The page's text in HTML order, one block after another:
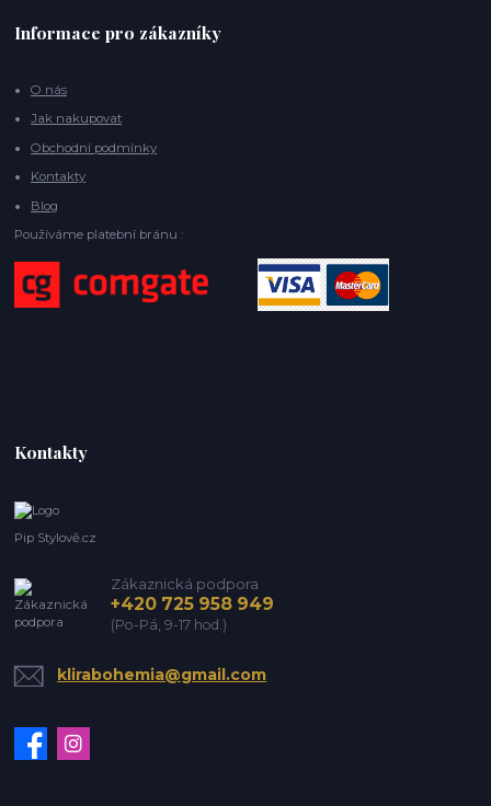
Informace pro zákazníky
O nás
Jak nakupovat
Obchodní podmínky
Kontakty
Blog
Používáme platební bránu :
Kontakty
Pip Stylově.cz
Zákaznická podpora
+420 725 958 949
(Po-Pá, 9-17 hod.)
klirabohemia@gmail.com